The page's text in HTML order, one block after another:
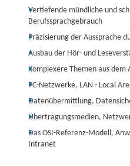
Vertiefende mündliche und
Berufssprachgebrauch
Präzisierung der Aussprache
Ausbau der Hör- und
Komplexere Themen aus
PC-Netzwerke, LAN - Local
Datenübermittlung,
Übertragungsmedien,
Das OSI-Referenz-Modell,
Intranet